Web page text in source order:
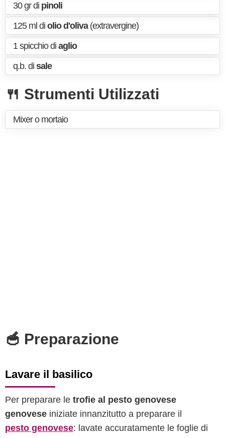
30 gr di pinoli
125 ml di olio d'oliva(extravergine)
1 spicchio di aglio
q.b. di sale
🍴 Strumenti Utilizzati
Mixer o mortaio
🥣 Preparazione
Lavare il basilico
Per preparare le trofie al pesto genovese
genovese iniziate innanzitutto a preparare il
pesto genovese: lavate accuratamente le foglie di